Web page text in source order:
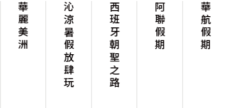
華麗美洲 沁涼暑假放肆玩 西班牙朝聖之路 阿聯假期 華航假期